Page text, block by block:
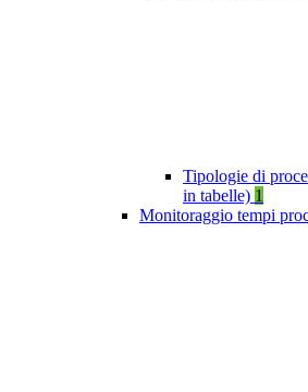
Tipologie di
in tabelle) 1
Monitoraggio tempi